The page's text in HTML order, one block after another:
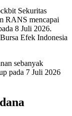
Sekuritas
RANS mencapai
8 Juli 2026.
Efek Indonesia
sebanyak
pada 7 Juli 2026